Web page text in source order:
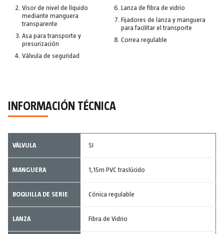
Visor de nivel de líquido
mediante manguera
transparente
Asa para transporte y
presurización
Válvula de seguridad
Lanza de fibra de vidrio
Fijadores de lanza y manguera
para facilitar el transporte
Correa regulable
INFORMACIÓN TÉCNICA
VÁLVULA SI
MANGUERA 1,15m PVC traslúcido
BOQUILLA DE SERIE Cónica regulable
LANZA Fibra de Vidrio